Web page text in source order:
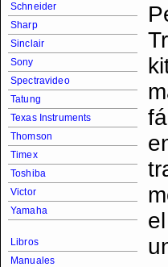
Schneider
Sharp
Sinclair
Sony
Spectravideo
Tatung
Texas Instruments
Thomson
Timex
Toshiba
Victor
Yamaha
Libros
Manuales